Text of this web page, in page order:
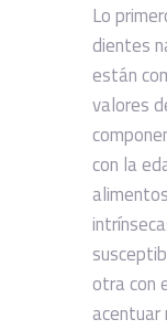
Lo
dientes
están
valores
con la
otra con
acentuar